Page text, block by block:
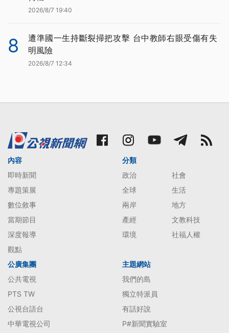
2026/8/7 19:40
8
遭準國一生持斷裂掃把攻擊 台中教師右眼受傷有失
明風險
2026/8/7 12:34
內容
即時新聞
專題策展
數位敘事
當期節目
深度報導
觀點
分類
政治
社會
全球
生活
兩岸
地方
產經
文教科技
環境
社福人權
公廣集團
公共電視
PTS TW
公視台語台
中華電視公司
主題網站
我們的島
獨立特派員
有話好說
P#新聞實驗室